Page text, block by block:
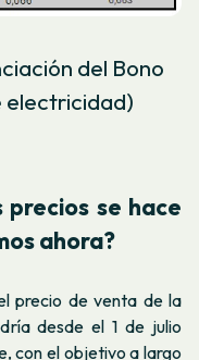
del Bono
electricidad)
precios se hace
ahora?
precio de venta de la
desde el 1 de julio
con el objetivo a largo